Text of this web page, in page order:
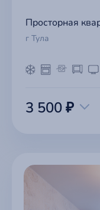
Просторная
г Тула
3 500 ₽